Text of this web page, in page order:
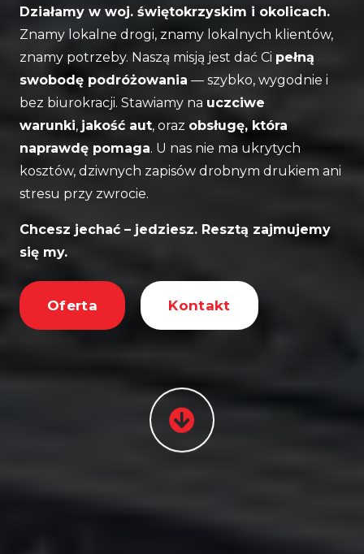
Działamy w woj. świętokrzyskim i okolicach.
Znamy lokalne drogi, znamy lokalnych klientów,
znamy potrzeby. Naszą misją jest dać Ci pełną
swobodę podróżowania — szybko, wygodnie i
bez biurokracji. Stawiamy na uczciwe
warunki, jakość aut, oraz obsługę, która
naprawdę pomaga. U nas nie ma ukrytych
kosztów, dziwnych zapisów drobnym drukiem ani
stresu przy zwrocie.
Chcesz jechać – jedziesz. Resztą zajmujemy
się my.
Oferta Kontakt